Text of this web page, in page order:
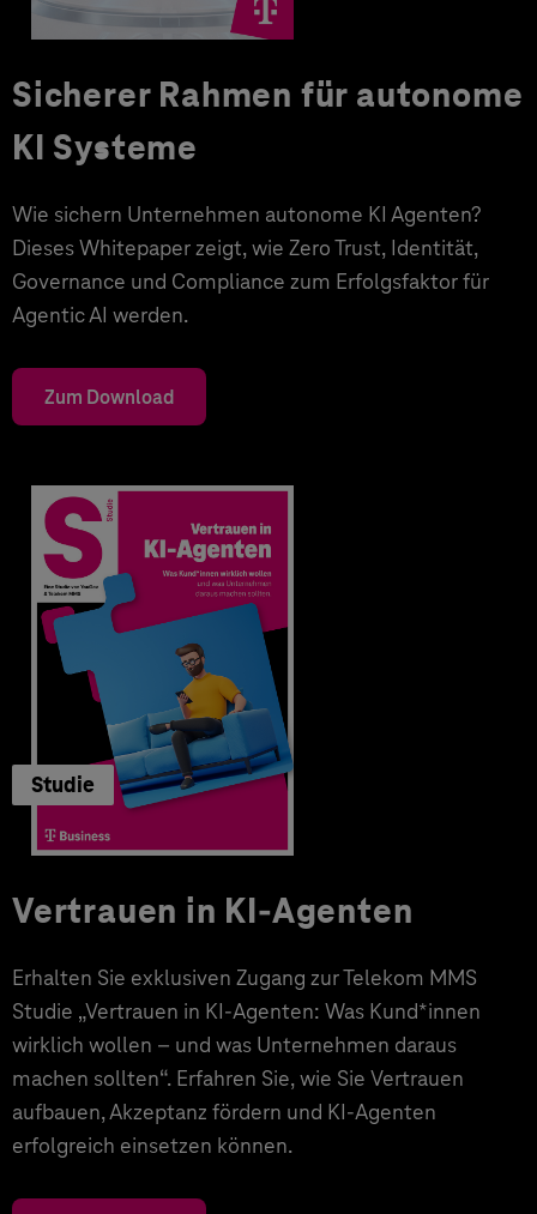
Sicherer Rahmen für autonome
KI Systeme
Wie sichern Unternehmen autonome KI Agenten?
Dieses Whitepaper zeigt, wie Zero Trust, Identität,
Governance und Compliance zum Erfolgsfaktor für
Agentic AI werden.
Zum Download
Studie
Vertrauen in KI-Agenten
Erhalten Sie exklusiven Zugang zur Telekom MMS
Studie „Vertrauen in KI-Agenten: Was Kund*innen
wirklich wollen – und was Unternehmen daraus
machen sollten“. Erfahren Sie, wie Sie Vertrauen
aufbauen, Akzeptanz fördern und KI-Agenten
erfolgreich einsetzen können.